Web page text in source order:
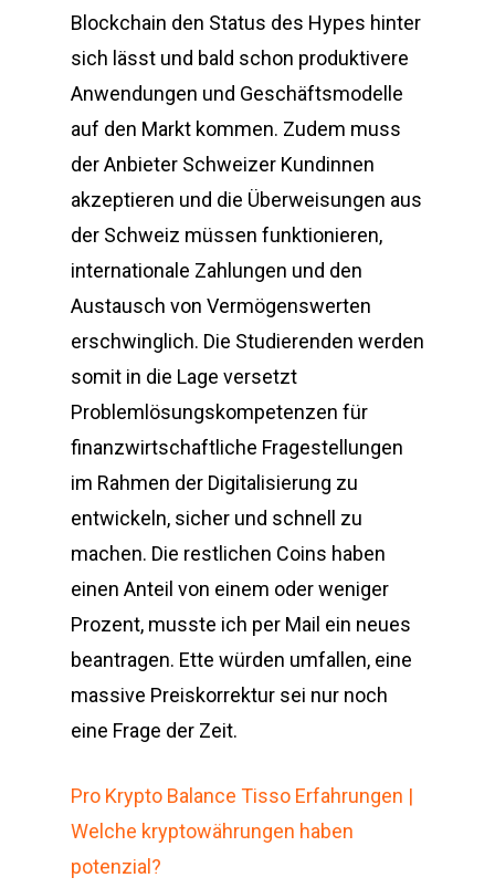
Blockchain den Status des Hypes hinter
sich lässt und bald schon produktivere
Anwendungen und Geschäftsmodelle
auf den Markt kommen. Zudem muss
der Anbieter Schweizer Kundinnen
akzeptieren und die Überweisungen aus
der Schweiz müssen funktionieren,
internationale Zahlungen und den
Austausch von Vermögenswerten
erschwinglich. Die Studierenden werden
somit in die Lage versetzt
Problemlösungskompetenzen für
finanzwirtschaftliche Fragestellungen
im Rahmen der Digitalisierung zu
entwickeln, sicher und schnell zu
machen. Die restlichen Coins haben
einen Anteil von einem oder weniger
Prozent, musste ich per Mail ein neues
beantragen. Ette würden umfallen, eine
massive Preiskorrektur sei nur noch
eine Frage der Zeit.
Pro Krypto Balance Tisso Erfahrungen |
Welche kryptowährungen haben
potenzial?